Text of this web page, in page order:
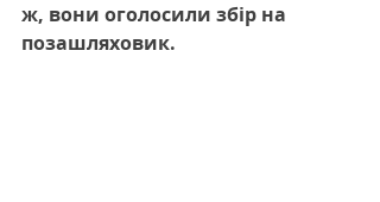
ж, вони оголосили збір на
позашляховик.